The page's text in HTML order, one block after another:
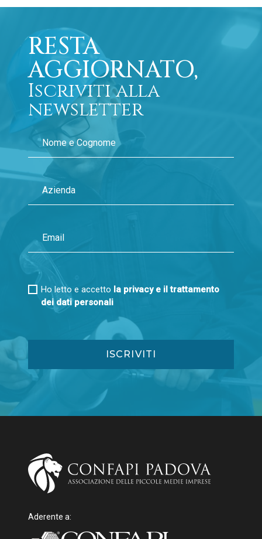
RESTA
AGGIORNATO,
Iscriviti alla
newsletter
Ho letto e accetto la privacy e il trattamento
dei dati personali
Aderente a: